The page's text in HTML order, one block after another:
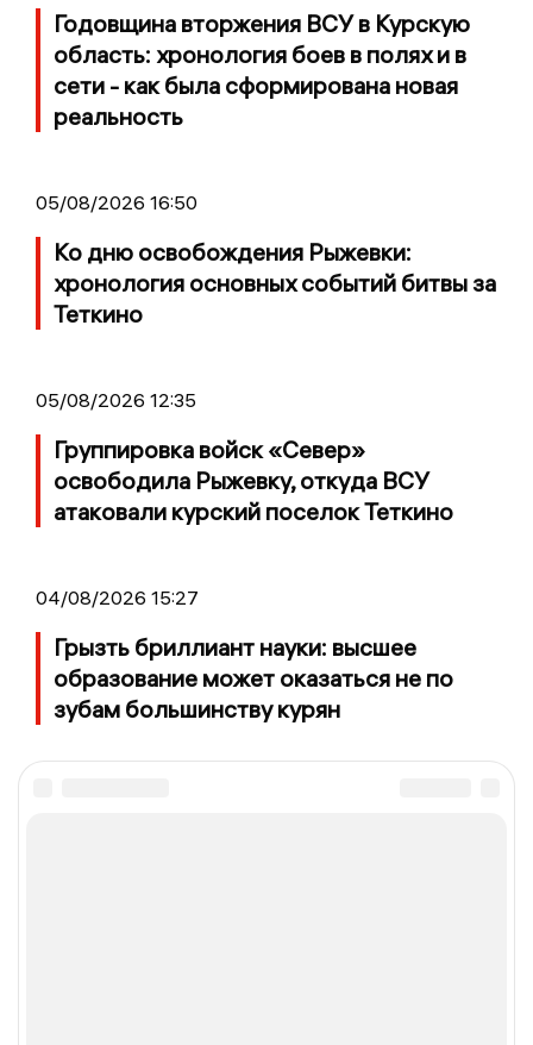
Годовщина вторжения ВСУ в Курскую
область: хронология боев в полях и в
сети - как была сформирована новая
реальность
05/08/2026 16:50
Ко дню освобождения Рыжевки:
хронология основных событий битвы за
Теткино
05/08/2026 12:35
Группировка войск «Север»
освободила Рыжевку, откуда ВСУ
атаковали курский поселок Теткино
04/08/2026 15:27
Грызть бриллиант науки: высшее
образование может оказаться не по
зубам большинству курян